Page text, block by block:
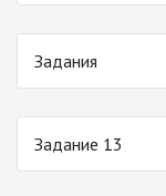
Задания
Задание 13